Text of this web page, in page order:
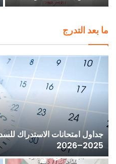
/ 2025
ما بعد التدرج
جداول امتحانات الاستدراك
2025–2026